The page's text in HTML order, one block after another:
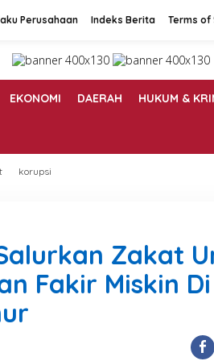
Perusahaan Indeks Berita Terms of
EKONOMI DAERAH HUKUM &
korupsi
Zakat
Fakir Miskin